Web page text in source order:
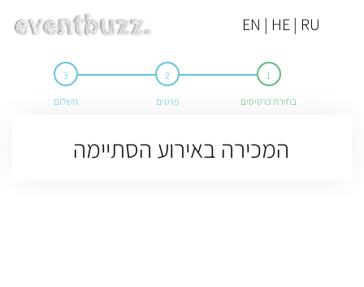
EN | HE | RU
בחירת כרטיסים פרטים תשלום
המכירה באירוע הסתיימה